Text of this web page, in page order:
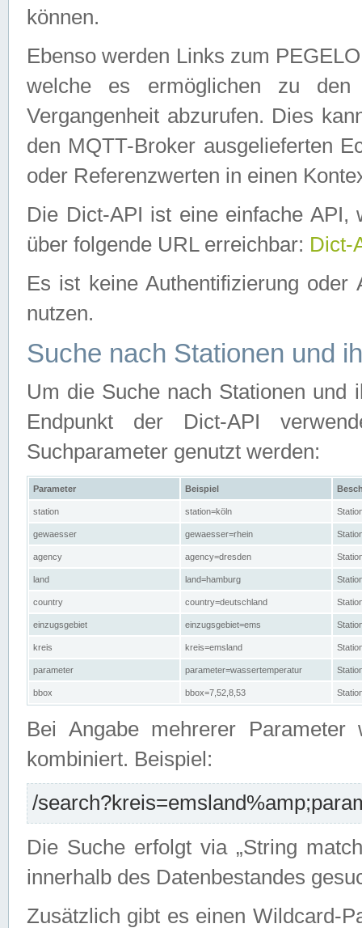
können.
Ebenso werden Links zum
welche es ermöglichen zu den
Vergangenheit abzurufen. Dies
den MQTT-Broker ausgelieferten
oder Referenzwerten in einen
Die Dict-API ist eine einfache API,
über folgende URL erreichbar: Dict-
Es ist keine Authentifizierung
nutzen.
Suche nach Stationen und
Um die Suche nach Stationen und
Endpunkt der Dict-API
Suchparameter genutzt werden:
Parameter Beispiel
station station=köln
gewaesser gewaesser=rhein
agency agency=dresden
land land=hamburg
country country=deutschland
einzugsgebiet einzugsgebiet=ems
kreis kreis=emsland
parameter parameter=wassertemperatur
bbox bbox=7,52,8,53
Bei Angabe mehrerer Parameter
kombiniert. Beispiel:
/
Die Suche erfolgt via „String
innerhalb des Datenbestandes
Zusätzlich gibt es einen Wildcard-